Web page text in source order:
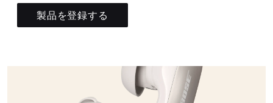
製品を登録する